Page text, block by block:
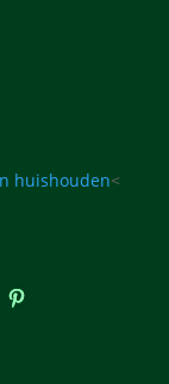
huishouden<